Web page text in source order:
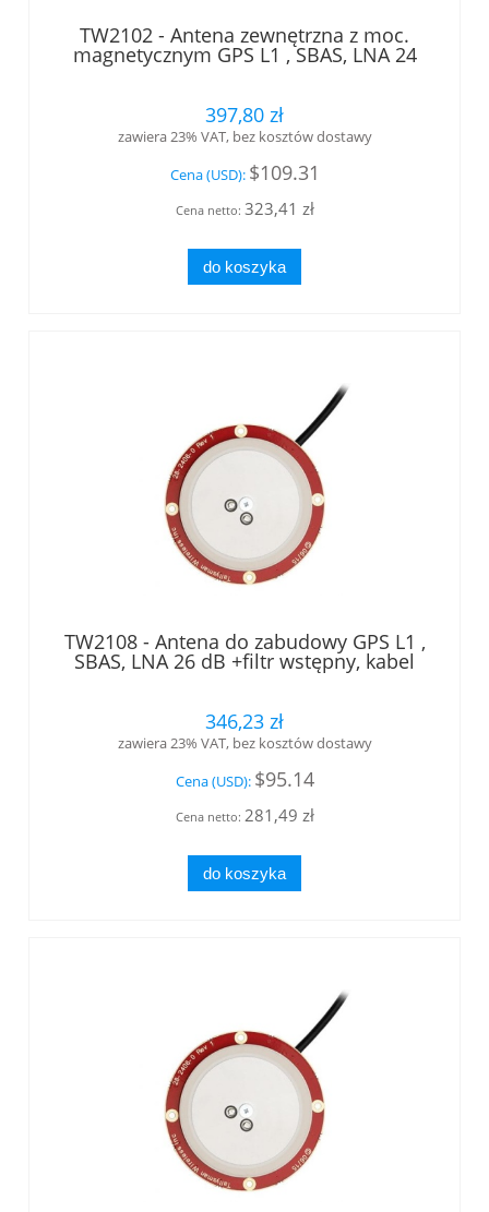
TW2102 - Antena zewnętrzna z moc.
magnetycznym GPS L1 , SBAS, LNA 24
dB +filtr wstępny, kabel RG174 /wtyk
397,80 zł
zawiera 23% VAT, bez kosztów dostawy
Cena (USD): $109.31
Cena netto: 323,41 zł
do koszyka
TW2108 - Antena do zabudowy GPS L1 ,
SBAS, LNA 26 dB +filtr wstępny, kabel
RG174 /wtyk SMA Tallysman®
346,23 zł
zawiera 23% VAT, bez kosztów dostawy
Cena (USD): $95.14
Cena netto: 281,49 zł
do koszyka